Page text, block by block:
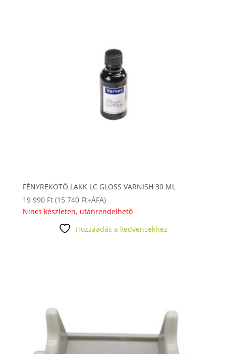
FÉNYREKÖTŐ LAKK LC GLOSS VARNISH 30 ML
19 990 Ft (15 740 Ft+ÁFA)
Nincs készleten, utánrendelhető
Hozzáadás a kedvencekhez